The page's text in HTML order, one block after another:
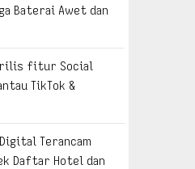
Baterai Awet dan
rilis fitur Social
TikTok &
Terancam
Daftar Hotel dan